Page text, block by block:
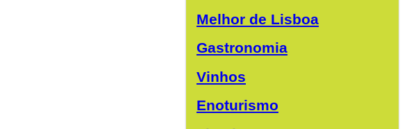
Melhor de Lisboa
Gastronomia
Vinhos
Enoturismo